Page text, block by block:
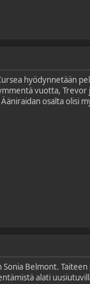
hyödynnetään
vuotta,
osalta olisi
Belmont.
alati